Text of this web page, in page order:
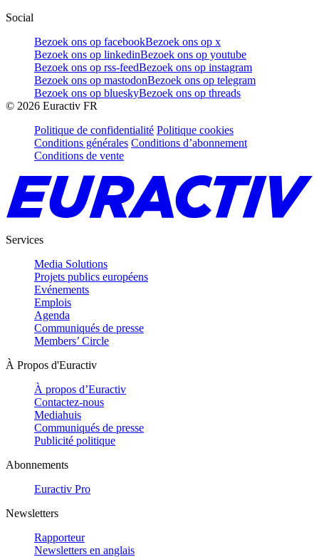
Social
Bezoek ons op facebookBezoek ons op x
Bezoek ons op linkedinBezoek ons op youtube
Bezoek ons op rss-feedBezoek ons op instagram
Bezoek ons op mastodonBezoek ons op telegram
Bezoek ons op blueskyBezoek ons op threads
© 2026 Euractiv FR
Politique de confidentialité Politique cookies
Conditions générales Conditions d’abonnement
Conditions de vente
Services
Media Solutions
Projets publics européens
Evénements
Emplois
Agenda
Communiqués de presse
Members’ Circle
À Propos d'Euractiv
À propos d’Euractiv
Contactez-nous
Mediahuis
Communiqués de presse
Publicité politique
Abonnements
Euractiv Pro
Newsletters
Rapporteur
Newsletters en anglais